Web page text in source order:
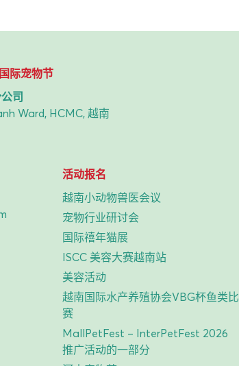
际宠物节
司
Ward, HCMC, 越南
活动报名
越南小动物兽医会议
宠物行业研讨会
国际禧年猫展
ISCC 美容大赛越南站
美容活动
越南国际水产养殖协会VBG杯鱼类比
赛
MallPetFest – InterPetFest 2026
推广活动的一部分